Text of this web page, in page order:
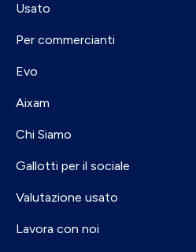
Usato
Per commercianti
Evo
Aixam
Chi Siamo
Gallotti per il sociale
Valutazione usato
Lavora con noi